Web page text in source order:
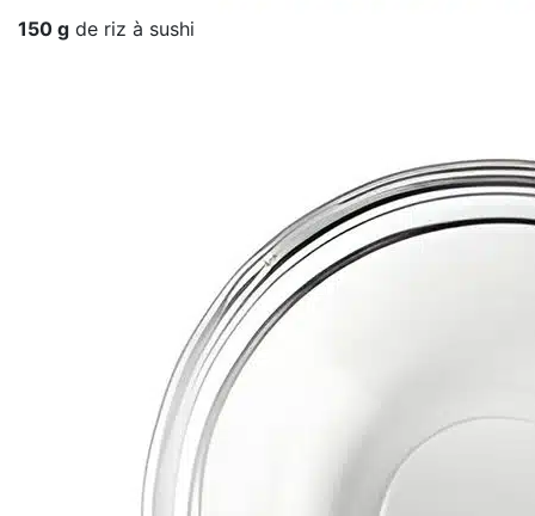
150 g de riz à sushi